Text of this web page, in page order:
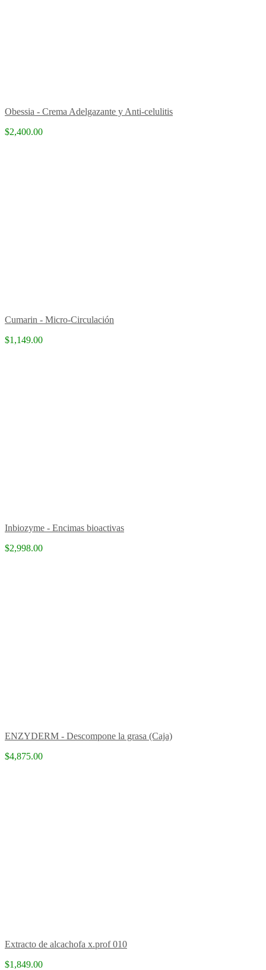
Obessia - Crema Adelgazante y Anti-celulitis
$2,400.00
Cumarin - Micro-Circulación
$1,149.00
Inbiozyme - Encimas bioactivas
$2,998.00
ENZYDERM - Descompone la grasa (Caja)
$4,875.00
Extracto de alcachofa x.prof 010
$1,849.00